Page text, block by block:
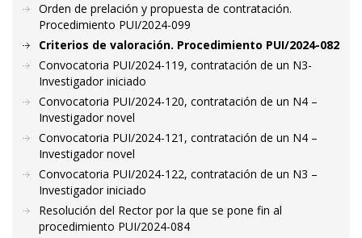
Orden de prelación y propuesta de contratación.
Procedimiento PUI/2024-099
Criterios de valoración. Procedimiento PUI/2024-082
Convocatoria PUI/2024-119, contratación de un N3-
Investigador iniciado
Convocatoria PUI/2024-120, contratación de un N4 –
Investigador novel
Convocatoria PUI/2024-121, contratación de un N4 –
Investigador novel
Convocatoria PUI/2024-122, contratación de un N3 –
Investigador iniciado
Resolución del Rector por la que se pone fin al
procedimiento PUI/2024-084